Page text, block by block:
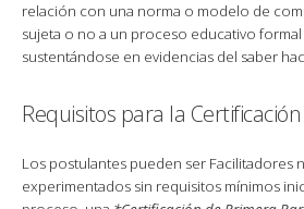
relación con una norma o modelo de
sujeta o no a un proceso educativo
sustentándose en evidencias del saber
Requisitos para la Certificación
Los postulantes pueden ser Facilitadores
experimentados sin requisitos mínimos